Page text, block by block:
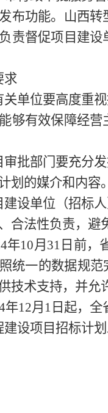
布功能。山西
责督促项目建
求
单位要高度重
够有效保障经
批部门要充分
划的媒介和内容
设单位（招标
合法性负责，避
年10月31 日前，
统一的数据规
技术支持，并
12月1日起，全
设项目招标计